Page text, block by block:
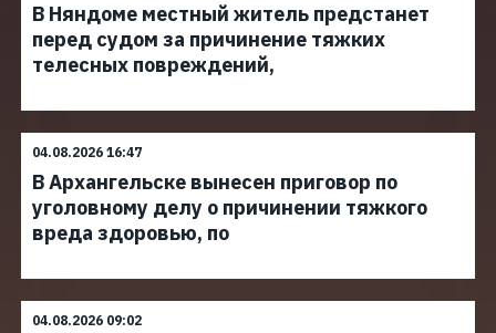
В Няндоме местный житель предстанет
перед судом за причинение тяжких
телесных повреждений,
04.08.2026 16:47
В Архангельске вынесен приговор по
уголовному делу о причинении тяжкого
вреда здоровью, по
04.08.2026 09:02